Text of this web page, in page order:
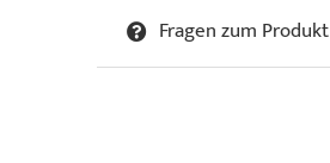
Charlie
and
Fragen zum Produkt